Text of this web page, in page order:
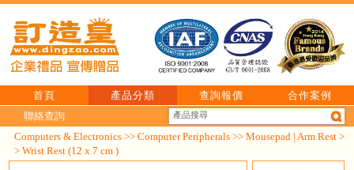
首頁 產品分類 查詢報價
合作案例
聯絡查詢
Computers & Electronics >> Computer Peripherals >> Mousepad | Arm Rest >
> Wrist Rest (12 x 7 cm )